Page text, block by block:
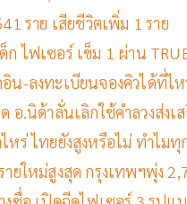
ราย เสียชีวิตเพิ่ม 1 ราย
ไฟเซอร์ เข็ม 1 ผ่าน
น-ลงทะเบียนจองคิวได้ที่ไ
อ.นิด้าลั่นเลิกใช้คำลวงส่งเ
หร่ ไทยยังสูงหรือไม่ ทำไม
ยใหม่สูงสุด กรุงเทพฯพุ่ง